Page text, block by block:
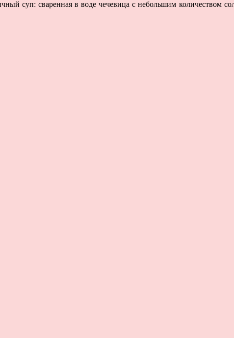
суп: сваренная в воде чечевица с небольшим количеством